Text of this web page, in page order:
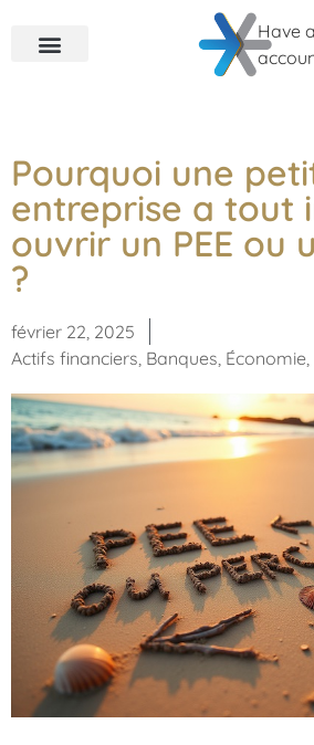
Have
Pourquoi une
entreprise a tout
ouvrir un PEE ou
?
février 22, 2025
Actifs financiers Banques Économie